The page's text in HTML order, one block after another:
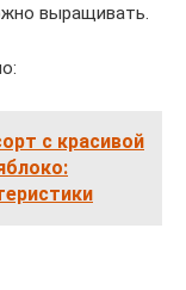
выращивать.
с красивой